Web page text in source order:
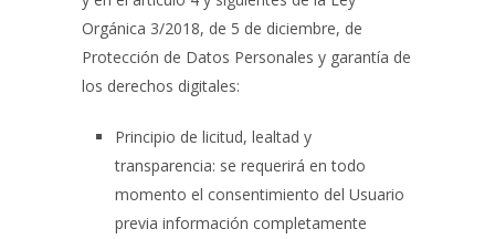
Orgánica 3/2018, de 5 de diciembre, de
Protección de Datos Personales y garantía de
los derechos digitales:
Principio de licitud, lealtad y
transparencia: se requerirá en todo
momento el consentimiento del Usuario
previa información completamente